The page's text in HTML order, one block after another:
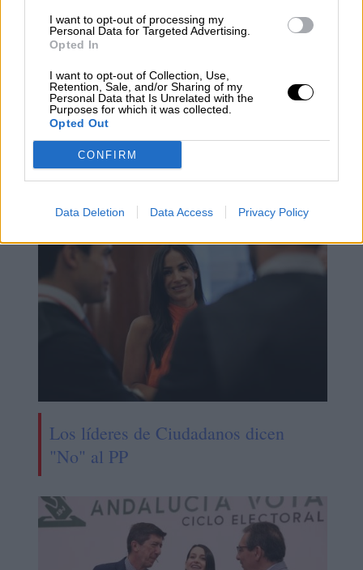
I want to opt-out of processing my
Personal Data for Targeted Advertising.
Opted In
I want to opt-out of Collection, Use,
Retention, Sale, and/or Sharing of my
Personal Data that Is Unrelated with the
Purposes for which it was collected.
Opted Out
CONFIRM
Data Deletion Data Access Privacy Policy
partido, que en menos de 24 horas podría
haberse quedado
sin el 75% de sus afiliados
Libertas Adolfo Suárez Illana Mariano Rajoy
Panamá
Albert Rivera
Caso Espías
Miguel Luis Guijarro Hernández
Mossack Fonseca
Juan Manuel Soria
NOTICIAS RELACIONADAS
Los líderes de Ciudadanos dicen
"No" al PP